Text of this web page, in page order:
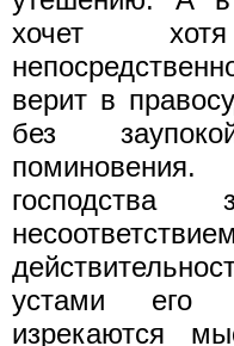
хочет
верит в
без
устами его
изрекаются